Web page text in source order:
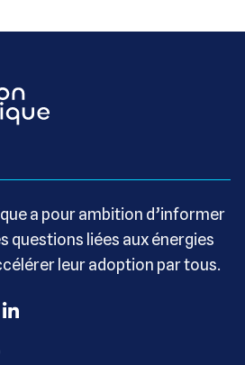
a pour ambition d’informer
questions liées aux énergies
leur adoption par tous.
Linkedin